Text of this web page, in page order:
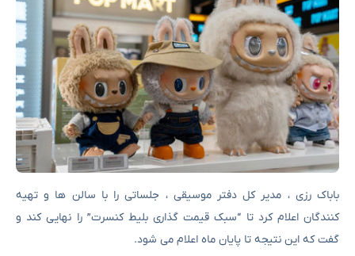
باباک رزی ، مدیر کل دفتر موسیقی ، جلساتی را با سالن ها و تهیه
کنندگان اعلام کرد تا “سبک قیمت گذاری بلیط کنسرت” را نهایی کند و
گفت که این نتیجه تا پایان ماه اعلام می شود.